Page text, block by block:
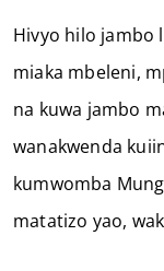
Hivyo hilo jambo
miaka mbeleni,
na kuwa jambo
wanakwenda
kumwomba
matatizo yao,